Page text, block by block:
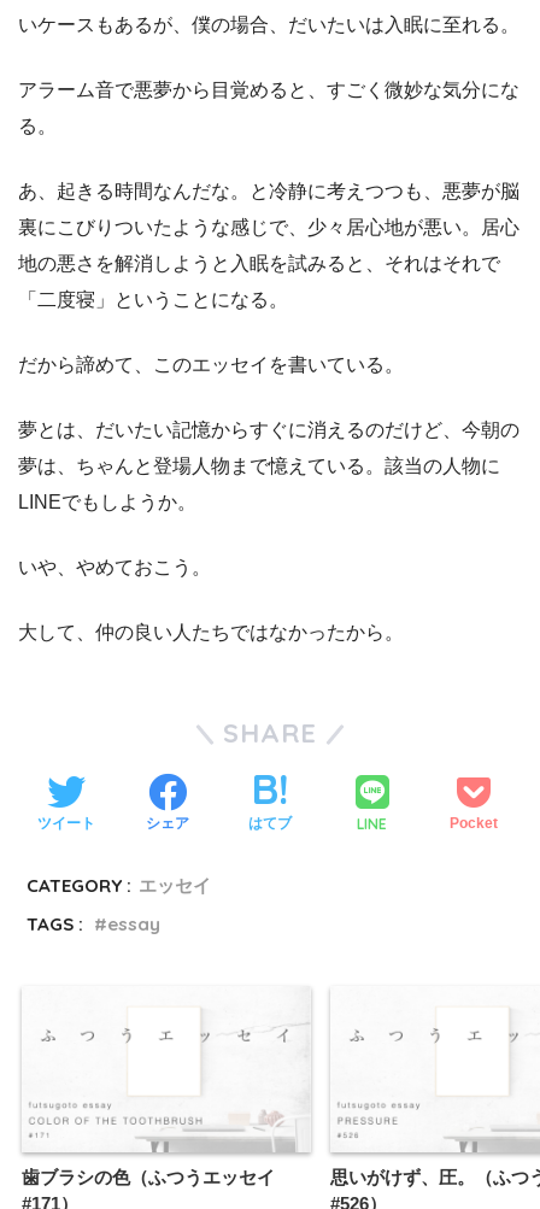
いケースもあるが、僕の場合、だいたいは入眠に至れる。
アラーム音で悪夢から目覚めると、すごく微妙な気分にな
る。
あ、起きる時間なんだな。と冷静に考えつつも、悪夢が脳
裏にこびりついたような感じで、少々居心地が悪い。居心
地の悪さを解消しようと入眠を試みると、それはそれで
「二度寝」ということになる。
だから諦めて、このエッセイを書いている。
夢とは、だいたい記憶からすぐに消えるのだけど、今朝の
夢は、ちゃんと登場人物まで憶えている。該当の人物に
LINEでもしようか。
いや、やめておこう。
大して、仲の良い人たちではなかったから。
SHARE
ツイート シェア はてブ LINE Pocket
CATEGORY : エッセイ
TAGS :
essay
歯ブラシの色（ふつうエッセイ
#171）
思いがけず、圧。（ふつ
#526）